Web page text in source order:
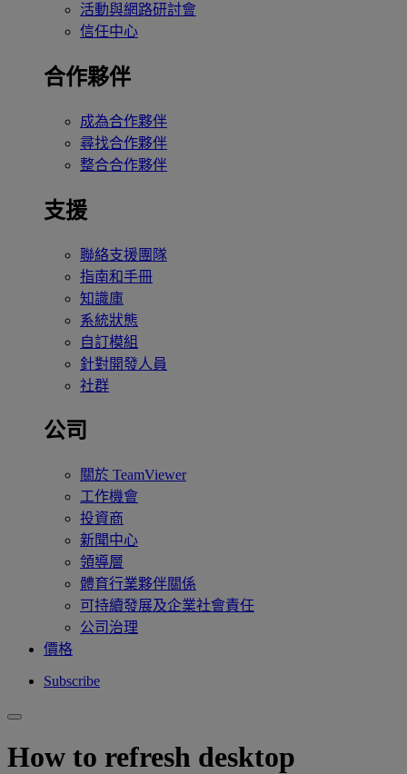
活動與網路研討會
信任中心
合作夥伴
成為合作夥伴
尋找合作夥伴
整合合作夥伴
支援
聯絡支援團隊
指南和手冊
知識庫
系統狀態
自訂模組
針對開發人員
社群
公司
關於 TeamViewer
工作機會
投資商
新聞中心
領導層
體育行業夥伴關係
可持續發展及企業社會責任
公司治理
價格
Subscribe
How to refresh desktop